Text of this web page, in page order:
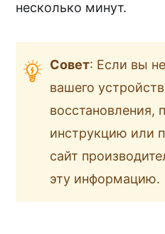
несколько минут.
Совет: Если вы
вашего
восстановления,
инструкцию или
сайт
эту информацию.